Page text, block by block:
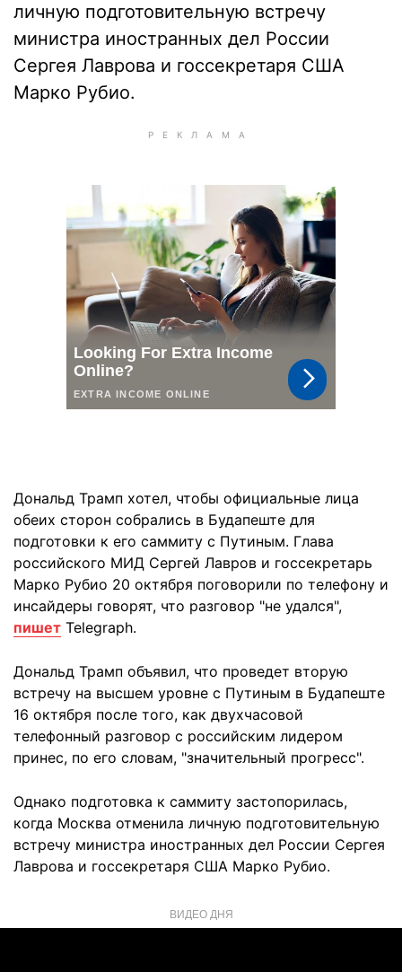
личную подготовительную встречу
министра иностранных дел России
Сергея Лаврова и госсекретаря США
Марко Рубио.
Дональд Трамп хотел, чтобы официальные лица
обеих сторон собрались в Будапеште для
подготовки к его саммиту с Путиным. Глава
российского МИД Сергей Лавров и госсекретарь
Марко Рубио 20 октября поговорили по телефону и
инсайдеры говорят, что разговор "не удался",
пишет Telegraph.
Дональд Трамп объявил, что проведет вторую
встречу на высшем уровне с Путиным в Будапеште
16 октября после того, как двухчасовой
телефонный разговор с российским лидером
принес, по его словам, "значительный прогресс".
Однако подготовка к саммиту застопорилась,
когда Москва отменила личную подготовительную
встречу министра иностранных дел России Сергея
Лаврова и госсекретаря США Марко Рубио.
ВИДЕО ДНЯ